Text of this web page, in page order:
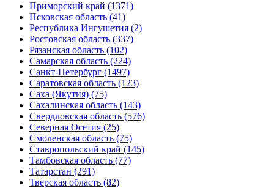
Приморский край (1371)
Псковская область (41)
Республика Ингушетия (2)
Ростовская область (337)
Рязанская область (102)
Самарская область (224)
Санкт-Петербург (1497)
Саратовская область (123)
Саха (Якутия) (75)
Сахалинская область (143)
Свердловская область (576)
Северная Осетия (25)
Смоленская область (75)
Ставропольский край (145)
Тамбовская область (77)
Татарстан (291)
Тверская область (82)